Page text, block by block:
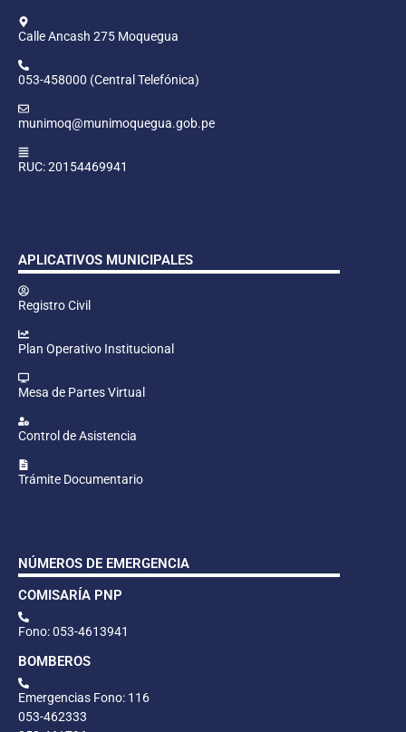
Calle Ancash 275 Moquegua
053-458000 (Central Telefónica)
munimoq@munimoquegua.gob.pe
RUC: 20154469941
APLICATIVOS MUNICIPALES
Registro Civil
Plan Operativo Institucional
Mesa de Partes Virtual
Control de Asistencia
Trámite Documentario
NÚMEROS DE EMERGENCIA
COMISARÍA PNP
Fono: 053-4613941
BOMBEROS
Emergencias Fono: 116
053-462333